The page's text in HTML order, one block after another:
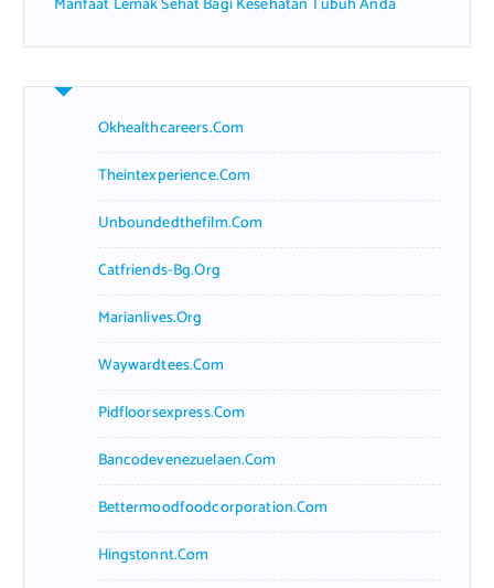
Okhealthcareers.com
Theintexperience.com
Unboundedthefilm.com
Catfriends-Bg.org
Marianlives.org
Waywardtees.com
Pidfloorsexpress.com
Bancodevenezuelaen.com
Bettermoodfoodcorporation.com
Hingstonnt.com